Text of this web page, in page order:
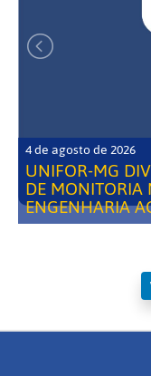
4 de agosto de 2026
UNIFOR-MG
DE MONITORIA
ENGENHARIA